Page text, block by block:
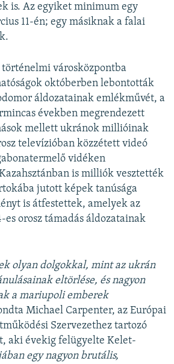
is. Az egyiket minimum egy
11-én; egy másiknak a falai
történelmi városközpontba
októberben lebontották
áldozatainak emlékművét, a
években megrendezett
mellett ukránok millióinak
televízióban közzétett videó
vidéken
is milliók vesztették
jutott képek tanúsága
is átfestettek, amelyek az
orosz támadás áldozatainak
olyan dolgokkal, mint az ukrán
eltörlése, és nagyon
a mariupoli emberek
Michael Carpenter, az Európai
Szervezethez tartozó
aki évekig felügyelte Kelet-
egy nagyon brutális,